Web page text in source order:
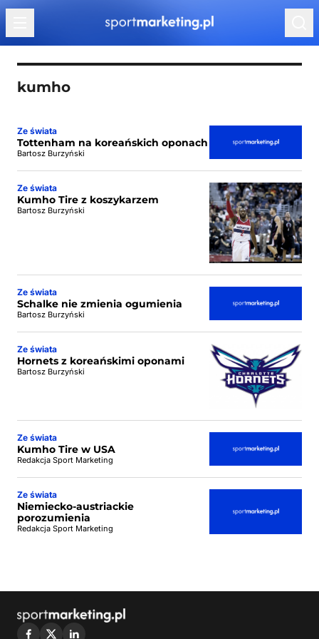
Przejdź do treści
kumho
Ze świata
Tottenham na koreańskich oponach
Bartosz Burzyński
Ze świata
Kumho Tire z koszykarzem
Bartosz Burzyński
Ze świata
Schalke nie zmienia ogumienia
Bartosz Burzyński
Ze świata
Hornets z koreańskimi oponami
Bartosz Burzyński
Ze świata
Kumho Tire w USA
Redakcja Sport Marketing
Ze świata
Niemiecko-austriackie
porozumienia
Redakcja Sport Marketing